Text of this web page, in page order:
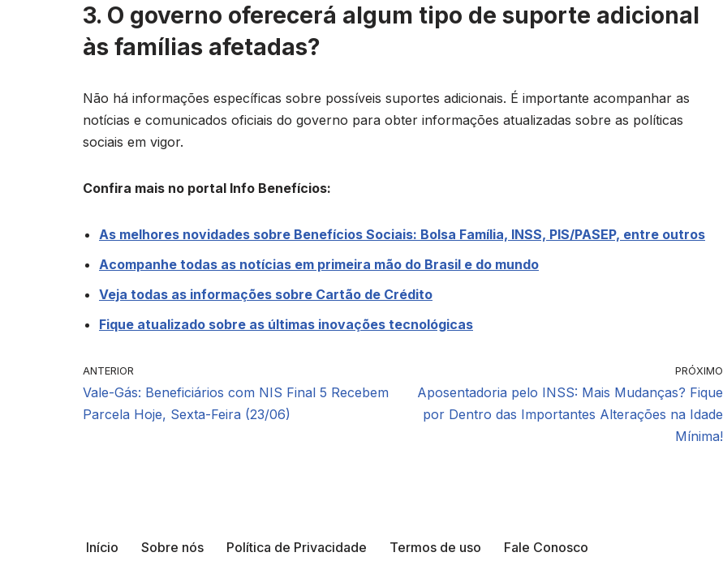
3. O governo oferecerá algum tipo de suporte adicional
às famílias afetadas?
Não há informações específicas sobre possíveis suportes adicionais. É importante acompanhar as
notícias e comunicados oficiais do governo para obter informações atualizadas sobre as políticas
sociais em vigor.
Confira mais no portal Info Benefícios:
As melhores novidades sobre Benefícios Sociais: Bolsa Família, INSS, PIS/PASEP, entre outros
Acompanhe todas as notícias em primeira mão do Brasil e do mundo
Veja todas as informações sobre Cartão de Crédito
Fique atualizado sobre as últimas inovações tecnológicas
ANTERIOR
Vale-Gás: Beneficiários com NIS Final 5 Recebem
Parcela Hoje, Sexta-Feira (23/06)
PRÓXIMO
Aposentadoria pelo INSS: Mais Mudanças? Fique
por Dentro das Importantes Alterações na Idade
Mínima!
Início Sobre nós Política de Privacidade Termos de uso Fale Conosco